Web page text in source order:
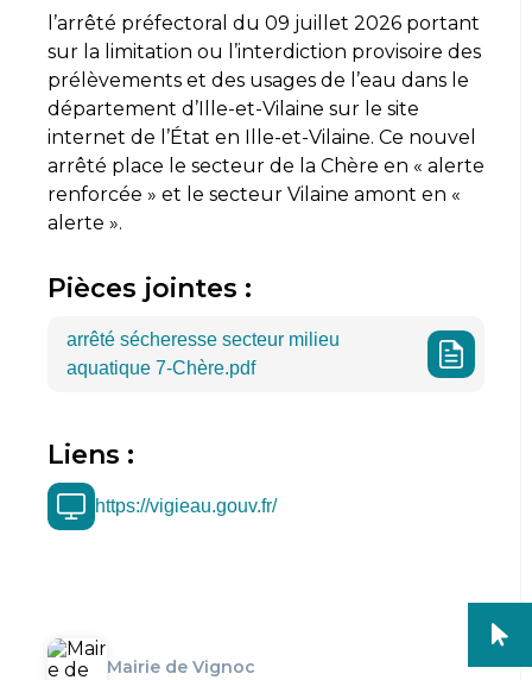
l’arrêté préfectoral du 09 juillet 2026 portant
sur la limitation ou l’interdiction provisoire des
prélèvements et des usages de l’eau dans le
département d’Ille-et-Vilaine sur le site
internet de l’État en Ille-et-Vilaine. Ce nouvel
arrêté place le secteur de la Chère en « alerte
renforcée » et le secteur Vilaine amont en «
alerte ».
Pièces jointes :
arrêté sécheresse secteur milieu
aquatique 7-Chère.pdf
Liens :
https://vigieau.gouv.fr/
Mairie de Vignoc